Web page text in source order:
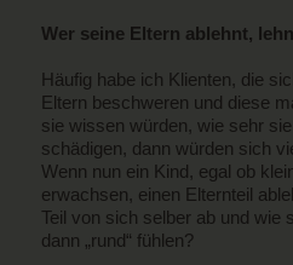
Wer seine Eltern ablehnt,
Häufig habe ich Klienten, die
Eltern beschweren und diese
sie wissen würden, wie sehr
schädigen, dann würden sich
Wenn nun ein Kind, egal ob
erwachsen, einen Elternteil
Teil von sich selber ab und wie
dann „rund“ fühlen?